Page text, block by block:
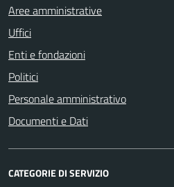
Aree amministrative
Uffici
Enti e fondazioni
Politici
Personale amministrativo
Documenti e Dati
CATEGORIE DI SERVIZIO